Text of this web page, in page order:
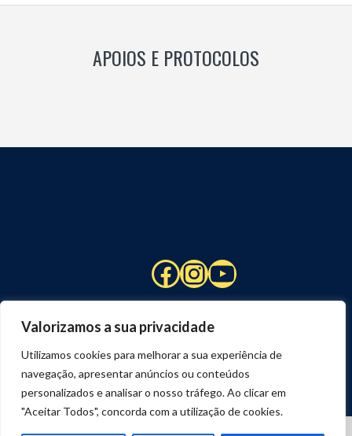
Valorizamos a sua privacidade
Utilizamos cookies para melhorar a sua experiência de
navegação, apresentar anúncios ou conteúdos
personalizados e analisar o nosso tráfego. Ao clicar em
"Aceitar Todos", concorda com a utilização de cookies.
APOIOS E PROTOCOLOS
Facebook
Instagram
YouTube